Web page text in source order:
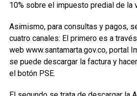
10% sobre el impuesto predial de la
Asimismo, para consultas y pagos,
cuatro canales: El primero es a
web www.santamarta.gov.co, portal
se puede descargar la factura y
el botón PSE.